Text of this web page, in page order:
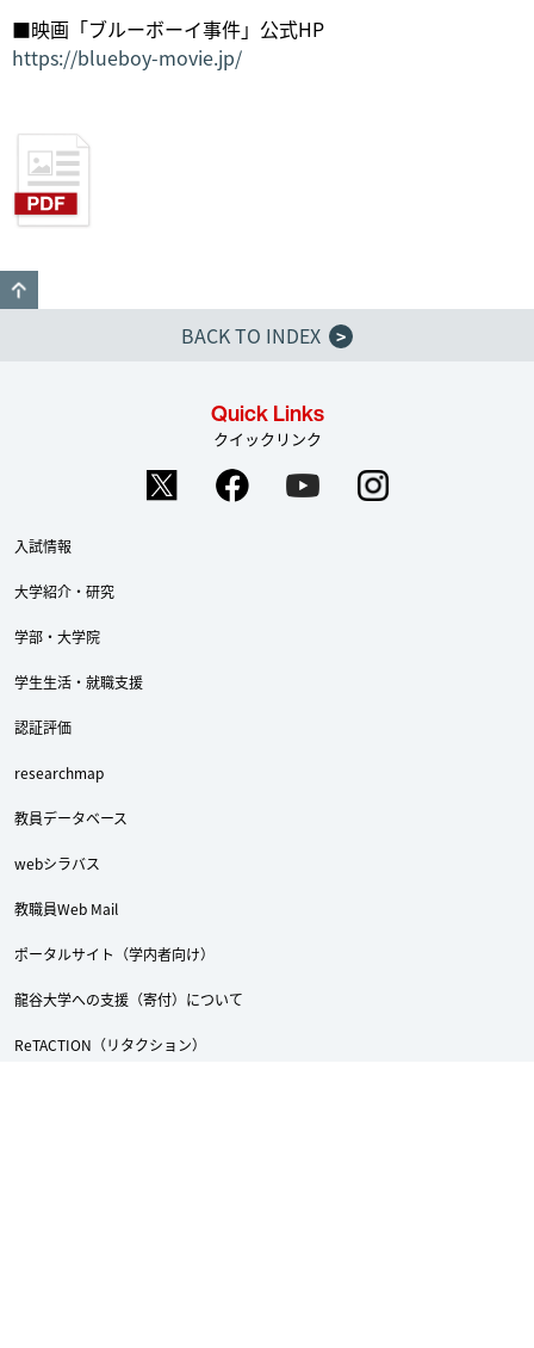
■映画「ブルーボーイ事件」公式HP
https://blueboy-movie.jp/
BACK TO INDEX
>
Quick Links
クイックリンク
入試情報
大学紹介・研究
学部・大学院
学生生活・就職支援
認証評価
researchmap
教員データベース
webシラバス
教職員Web Mail
ポータルサイト（学内者向け）
龍谷大学への支援（寄付）について
ReTACTION（リタクション）